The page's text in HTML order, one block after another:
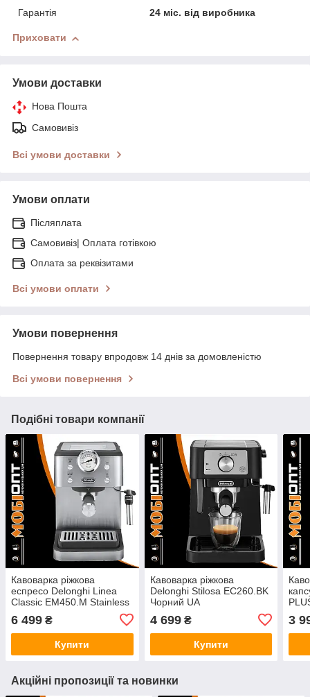
Гарантія
24 міс. від виробника
Приховати
Умови доставки
Нова Пошта
Самовивіз
Всі умови доставки
Умови оплати
Післяплата
Самовивіз| Оплата готівкою
Оплата за реквізитами
Всі умови оплати
Умови повернення
Повернення товару впродовж 14 днів за домовленістю
Всі умови повернення
Подібні товари компанії
Кавоварка ріжкова
еспресо Delonghi Linea
Classic EM450.M Stainless
6 499 ₴
Купити
Кавоварка ріжкова
Delonghi Stilosa EC260.BK
Чорний UA
4 699₴
Купити
3
Акційні пропозиції та новинки